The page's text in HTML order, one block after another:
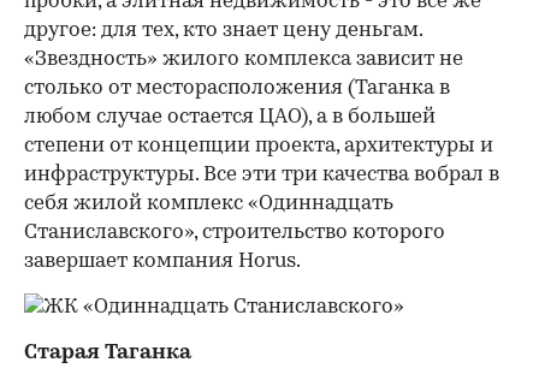
другое: для тех, кто знает цену деньгам.
«Звездность» жилого комплекса зависит не
столько от месторасположения (Таганка в
любом случае остается ЦАО), а в большей
степени от концепции проекта, архитектуры и
инфраструктуры. Все эти три качества вобрал в
себя жилой комплекс «Одиннадцать
Станиславского», строительство которого
завершает компания Horus.
Старая Таганка